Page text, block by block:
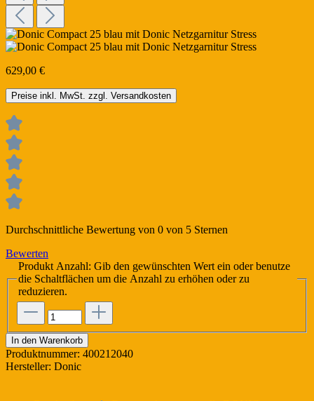
629,00 €
Preise inkl. MwSt. zzgl. Versandkosten
Durchschnittliche Bewertung von 0 von 5 Sternen
Bewerten
Produkt Anzahl: Gib den gewünschten Wert ein oder benutze
die Schaltflächen um die Anzahl zu erhöhen oder zu
reduzieren.
In den Warenkorb
Produktnummer: 400212040
Hersteller: Donic